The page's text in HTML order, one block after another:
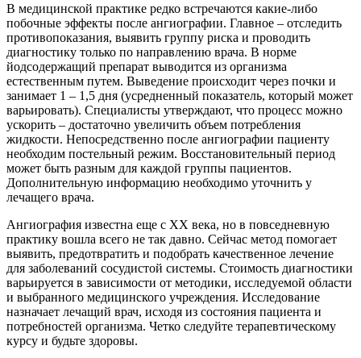
В медицинской практике редко встречаются какие-либо
побочные эффекты после ангиографии. Главное – отследить
противопоказания, выявить группу риска и проводить
диагностику только по направлению врача. В норме
йодсодержащий препарат выводится из организма
естественным путем. Выведение происходит через почки и
занимает 1 – 1,5 дня (усредненный показатель, который может
варьировать). Специалисты утверждают, что процесс можно
ускорить – достаточно увеличить объем потребления
жидкости. Непосредственно после ангиографии пациенту
необходим постельный режим. Восстановительный период
может быть разным для каждой группы пациентов.
Дополнительную информацию необходимо уточнить у
лечащего врача.
Ангиография известна еще с XX века, но в повседневную
практику вошла всего не так давно. Сейчас метод помогает
выявить, предотвратить и подобрать качественное лечение
для заболеваний сосудистой системы. Стоимость диагностики
варьируется в зависимости от методики, исследуемой области
и выбранного медицинского учреждения. Исследование
назначает лечащий врач, исходя из состояния пациента и
потребностей организма. Четко следуйте терапевтическому
курсу и будьте здоровы.